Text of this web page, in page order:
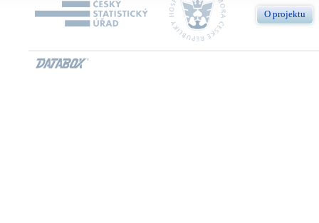
O projektu